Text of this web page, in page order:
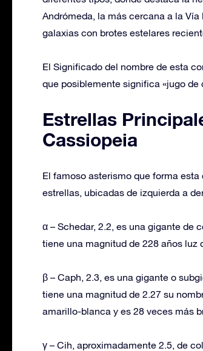
Andrómeda, la más cercana a la
galaxias con brotes estelares
El Significado del nombre de esta
que posiblemente significa «jugo de
Estrellas
Cassiopeia
El famoso asterismo que forma
estrellas, ubicadas de izquierda a
α – Schedar, 2.2, es una gigante de
tiene una magnitud de 228 años luz
β – Caph, 2.3, es una gigante o
tiene una magnitud de 2.27 su
amarillo-blanca y es 28 veces más
γ – Cih, aproximadamente 2.5, de